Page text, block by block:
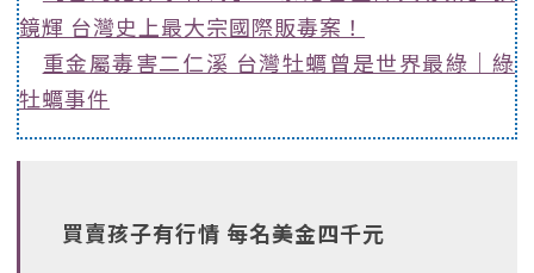
鏡輝 台灣史上最大宗國際販毒案！
重金屬毒害二仁溪 台灣牡蠣曾是世界最綠｜綠
牡蠣事件
買賣孩子有行情 每名美金四千元